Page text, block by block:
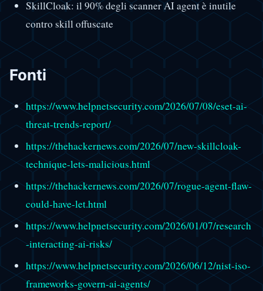
SkillCloak: il 90% degli scanner AI agent è inutile
contro skill offuscate
Fonti
https://www.helpnetsecurity.com/2026/07/08/eset-ai-
threat-trends-report/
https://thehackernews.com/2026/07/new-skillcloak-
technique-lets-malicious.html
https://thehackernews.com/2026/07/rogue-agent-flaw-
could-have-let.html
https://www.helpnetsecurity.com/2026/01/07/research
-interacting-ai-risks/
https://www.helpnetsecurity.com/2026/06/12/nist-iso-
frameworks-govern-ai-agents/